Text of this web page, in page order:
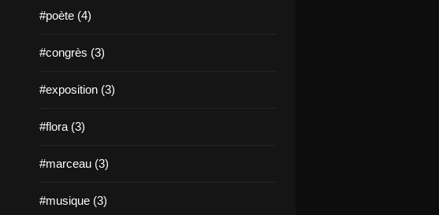
#poète (4)
#congrès (3)
#exposition (3)
#flora (3)
#marceau (3)
#musique (3)